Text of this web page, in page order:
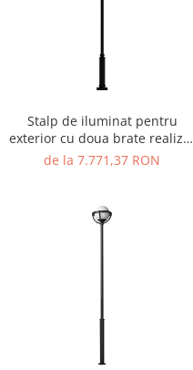
Magazie pubele / tomberoane
gunoi
Mobilier urban DIZABILITATI
Stalp de iluminat pentru
exterior cu doua brate realizat
din otel galvanizat si bec LED -
de la 7.771,37 RON